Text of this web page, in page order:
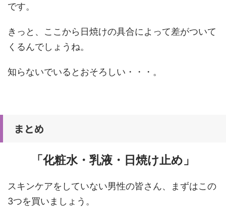
です。
きっと、ここから日焼けの具合によって差がついて
くるんでしょうね。
知らないでいるとおそろしい・・・。
まとめ
「化粧水・乳液・日焼け止め」
スキンケアをしていない男性の皆さん、まずはこの
3つを買いましょう。